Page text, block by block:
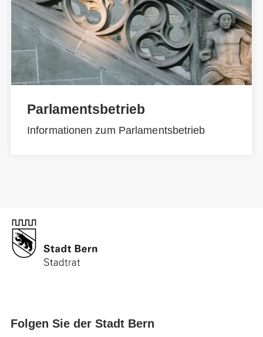
Parlamentsbetrieb
Informationen zum Parlamentsbetrieb
Folgen Sie der Stadt Bern